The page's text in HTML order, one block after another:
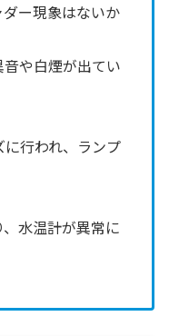
ー現象はないか
や白煙が出てい
に行われ、ランプ
水温計が異常に